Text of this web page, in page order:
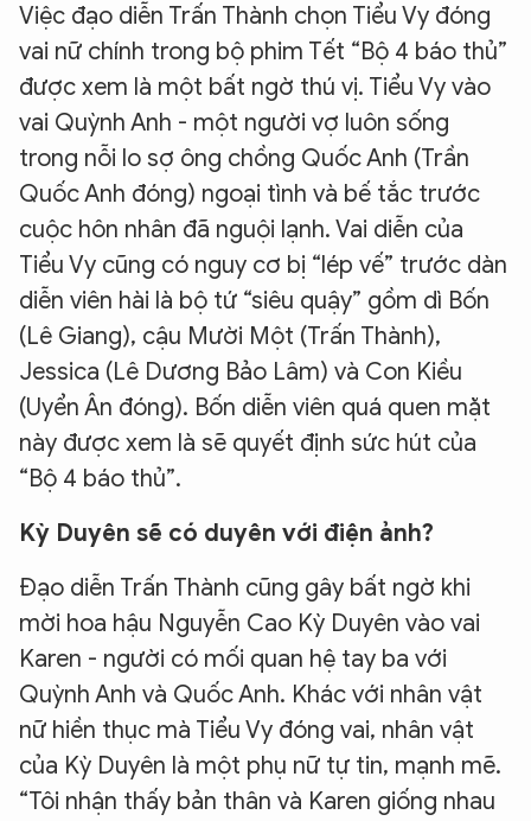
Việc đạo diễn Trấn Thành chọn Tiểu Vy đóng
vai nữ chính trong bộ phim Tết “Bộ 4 báo thủ”
được xem là một bất ngờ thú vị. Tiểu Vy vào
vai Quỳnh Anh - một người vợ luôn sống
trong nỗi lo sợ ông chồng Quốc Anh (Trần
Quốc Anh đóng) ngoại tình và bế tắc trước
cuộc hôn nhân đã nguội lạnh. Vai diễn của
Tiểu Vy cũng có nguy cơ bị “lép vế” trước dàn
diễn viên hài là bộ tứ “siêu quậy” gồm dì Bốn
(Lê Giang), cậu Mười Một (Trấn Thành),
Jessica (Lê Dương Bảo Lâm) và Con Kiều
(Uyển Ân đóng). Bốn diễn viên quá quen mặt
này được xem là sẽ quyết định sức hút của
“Bộ 4 báo thủ”.
Kỳ Duyên sẽ có duyên với điện ảnh?
Đạo diễn Trấn Thành cũng gây bất ngờ khi
mời hoa hậu Nguyễn Cao Kỳ Duyên vào vai
Karen - người có mối quan hệ tay ba với
Quỳnh Anh và Quốc Anh. Khác với nhân vật
nữ hiền thục mà Tiểu Vy đóng vai, nhân vật
của Kỳ Duyên là một phụ nữ tự tin, mạnh mẽ.
“Tôi nhận thấy bản thân và Karen giống nhau